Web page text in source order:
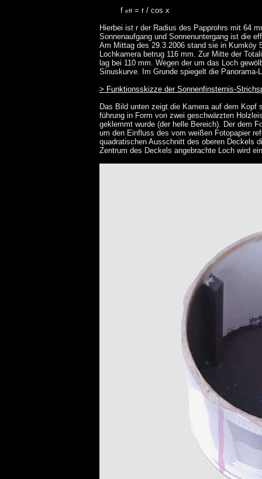
f eff = r / cos x
Hierbei ist r der Radius des Papprohrs mit 64
Sonnenaufgang und Sonnenuntergang ist die
Am Mittag des 29.3.2006 stand sie in Kumköy
Lochkamera betrug 116 mm. Zur Mitte der
lag bei 110 mm. Wegen der um das Loch
Sinuskurve. Im Grunde spiegelt die Panorama-
> Funktionsskizze der Sonnenfinsternis-
Das Bild unten zeigt die Kamera auf dem
führung in Form von zwei geschwärzten
geklemmt wurde (der helle Bereich). Der dem
um den Einfluss des vom weißen Fotopapier
quadratischen Ausschnitt des oberen Deckels
Zentrum des Deckels angebrachte Loch wird